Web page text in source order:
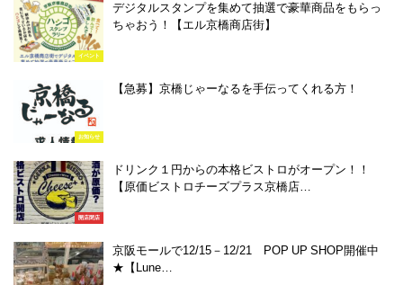
イベント
デジタルスタンプを集めて抽選で豪華商品をもらっ
ちゃおう！【エル京橋商店街】
お知らせ
【急募】京橋じゃーなるを手伝ってくれる方！
開店閉店
ドリンク１円からの本格ビストロがオープン！！
【原価ビストロチーズプラス京橋店…
京阪モールで12/15－12/21 POP UP SHOP開催中
★【Lune…